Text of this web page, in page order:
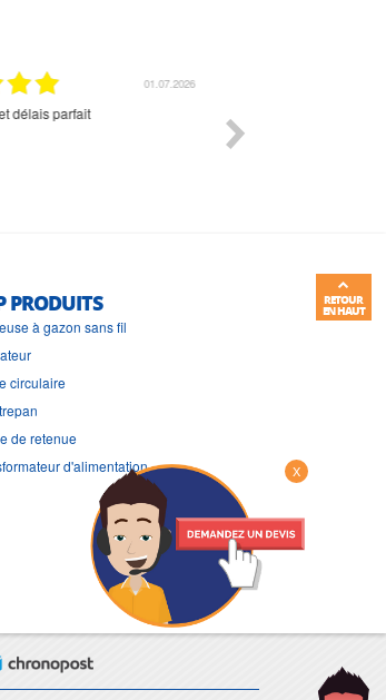
01.07.2026
délais parfait
PRODUITS
à gazon sans fil
circulaire
de retenue
d'alimentation
X
RETOUR
EN HAUT